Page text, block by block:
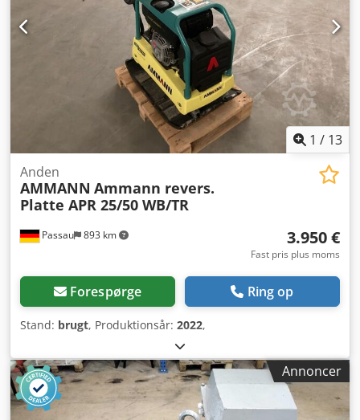
1 / 13
Passau 893 km
Anden
AMMANN Ammann revers.
Platte APR 25/50 WB/TR
3.950 €
Fast pris plus moms
Forespørge Ring op
Stand: brugt, Produktionsår: 2022,
Annoncer